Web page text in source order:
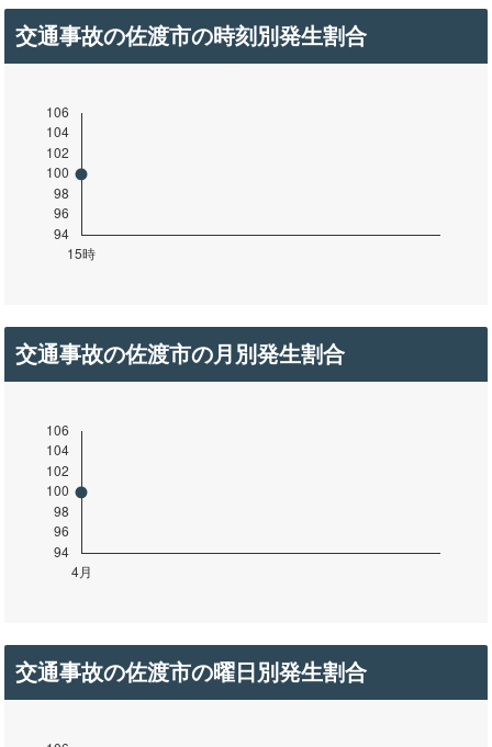
交通事故の佐渡市の時刻別発生割合
交通事故の佐渡市の月別発生割合
交通事故の佐渡市の曜日別発生割合